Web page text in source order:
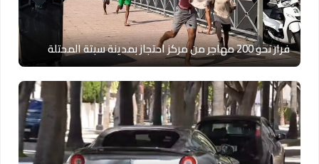
فرار نحو 200 مهاجر من مركز احتجاز بمدينة سبتة المحتلة